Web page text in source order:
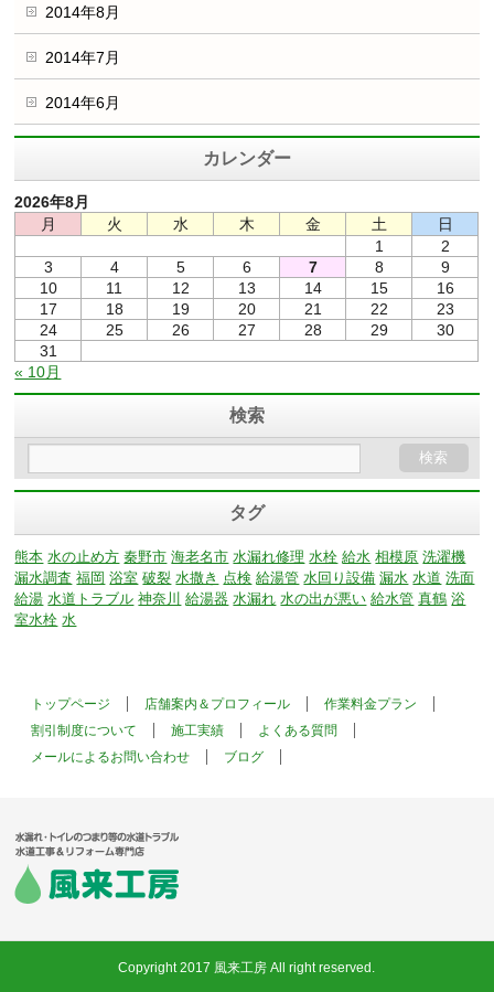
2014年8月
2014年7月
2014年6月
カレンダー
2026年8月
月
火 水 木 金 土
日
1
2
3
4 5 6 7 8
9
10
11 12 13 14 15
16
17
18 19 20 21 22
23
24
25 26 27 28 29
30
31
« 10月
検索
タグ
熊本 水の止め方 秦野市 海老名市 水漏れ修理 水栓 給水 相模原 洗濯機
漏水調査 福岡 浴室 破裂 水撒き 点検 給湯管 水回り設備 漏水 水道 洗面
給湯 水道トラブル 神奈川 給湯器 水漏れ 水の出が悪い 給水管 真鶴 浴
室水栓 水
トップページ 店舗案内＆プロフィール
作業料金プラン
割引制度について
施工実績
よくある質問
メールによるお問い合わせ
ブログ
Copyright 2017 風来工房 All right reserved.